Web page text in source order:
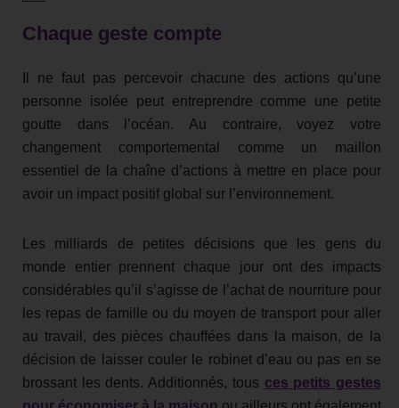
Chaque geste compte
Il ne faut pas percevoir chacune des actions qu’une
personne isolée peut entreprendre comme une petite
goutte dans l’océan. Au contraire, voyez votre
changement comportemental comme un maillon
essentiel de la chaîne d’actions à mettre en place pour
avoir un impact positif global sur l’environnement.
Les milliards de petites décisions que les gens du
monde entier prennent chaque jour ont des impacts
considérables qu’il s’agisse de l’achat de nourriture pour
les repas de famille ou du moyen de transport pour aller
au travail, des pièces chauffées dans la maison, de la
décision de laisser couler le robinet d’eau ou pas en se
brossant les dents. Additionnés, tous ces petits gestes